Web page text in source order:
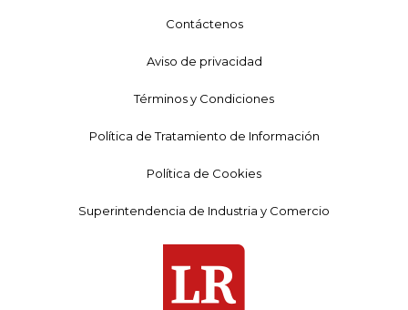
Contáctenos
Aviso de privacidad
Términos y Condiciones
Política de Tratamiento de Información
Política de Cookies
Superintendencia de Industria y Comercio